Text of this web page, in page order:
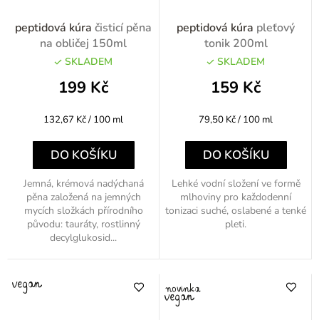
peptidová kúra čisticí pěna
na obličej 150ml
SKLADEM
199 Kč
Měrná
132,67 Kč / 100 ml
DO KOŠÍKU
Jemná, krémová nadýchaná
pěna založená na jemných
mycích složkách přírodního
původu: tauráty, rostlinný
decylglukosid...
peptidová kúra pleťový
tonik 200ml
SKLADEM
159 Kč
Měrná
79,50 Kč / 100 ml
DO KOŠÍKU
Lehké vodní složení ve formě
mlhoviny pro každodenní
tonizaci suché, oslabené a tenké
pleti.